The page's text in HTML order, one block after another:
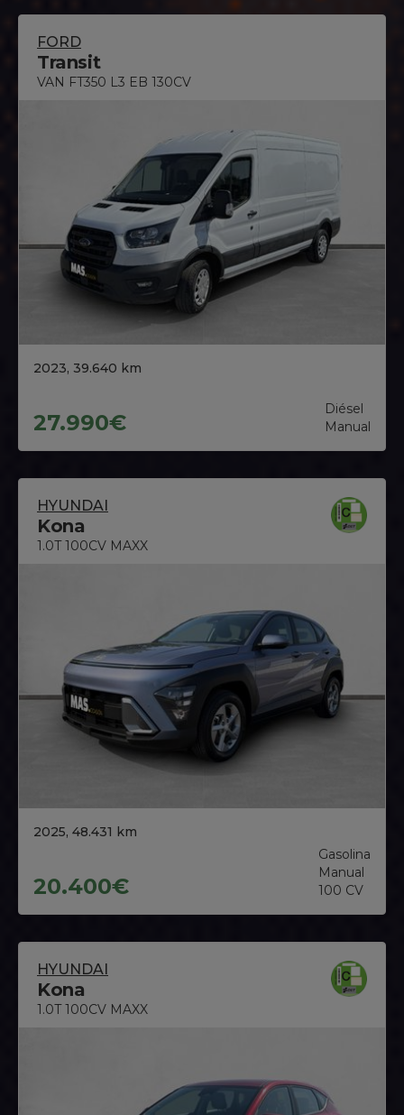
FORD
Transit
VAN FT350 L3 EB 130CV
2023, 39.640 km
27.990€
Diésel
Manual
HYUNDAI
Kona
1.0T 100CV MAXX
2025, 48.431 km
20.400€
Gasolina
Manual
100 CV
HYUNDAI
Kona
1.0T 100CV MAXX